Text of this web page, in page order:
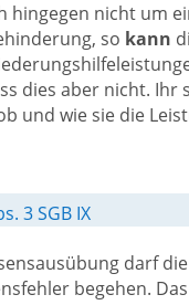
hingegen nicht um
so kann
dies aber nicht. Ihr
und wie sie die
3 SGB IX
darf
begehen.